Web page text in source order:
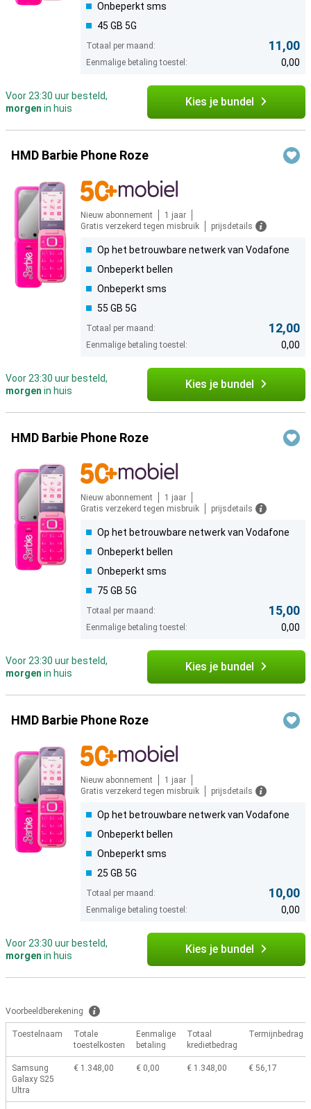
Onbeperkt sms
45 GB 5G
Totaal per maand: 11,00
Eenmalige betaling toestel: 0,00
Voor 23:30 uur besteld,
morgen in huis Kies je bundel
HMD Barbie Phone Roze
Nieuw abonnement
1 jaar
Gratis verzekerd tegen misbruik
prijsdetails
Op het betrouwbare netwerk van Vodafone
Onbeperkt bellen
Onbeperkt sms
55 GB 5G
Totaal per maand: 12,00
Eenmalige betaling toestel: 0,00
Voor 23:30 uur besteld,
morgen in huis Kies je bundel
HMD Barbie Phone Roze
Nieuw abonnement
1 jaar
Gratis verzekerd tegen misbruik
prijsdetails
Op het betrouwbare netwerk van Vodafone
Onbeperkt bellen
Onbeperkt sms
75 GB 5G
Totaal per maand: 15,00
Eenmalige betaling toestel: 0,00
Voor 23:30 uur besteld,
morgen in huis Kies je bundel
HMD Barbie Phone Roze
Nieuw abonnement
1 jaar
Gratis verzekerd tegen misbruik
prijsdetails
Op het betrouwbare netwerk van Vodafone
Onbeperkt bellen
Onbeperkt sms
25 GB 5G
Totaal per maand: 10,00
Eenmalige betaling toestel: 0,00
Voor 23:30 uur besteld,
morgen in huis Kies je bundel
Voorbeeldberekening
Toestelnaam
Totale
toestelkosten
Eenmalige
betaling
Totaal
kredietbedrag
Termijnbedrag
Samsung
Galaxy S25
Ultra
€ 1.348,00 € 0,00 € 1.348,00 € 56,17